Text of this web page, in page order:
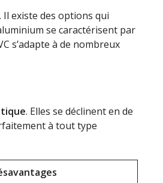
existe des options qui
se caractérisent par
s’adapte à de nombreux
. Elles se déclinent en de
à tout type